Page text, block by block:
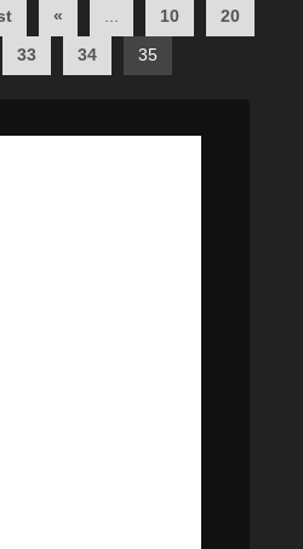
« 10
20
33 34 35